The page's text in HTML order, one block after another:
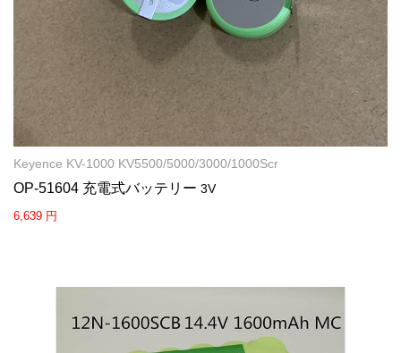
Keyence KV-1000 KV5500/5000/3000/1000Scr
OP-51604 充電式バッテリー 3V
6,639 円